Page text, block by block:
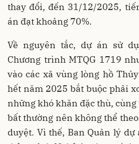
thay đổi, đến 31/12/2025,
án đạt khoảng 70%.
Về nguyên tắc, dự án sử
Chương trình MTQG 1719
vào các xã vùng lòng hồ
hết năm 2025 bắt buộc phải
những khó khăn đặc thù,
bất thường nên không thể
duyệt. Vì thế, Ban Quản lý